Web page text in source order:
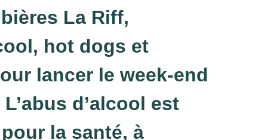
La Riff,
hot dogs et
lancer le week-end
d’alcool est
la santé, à